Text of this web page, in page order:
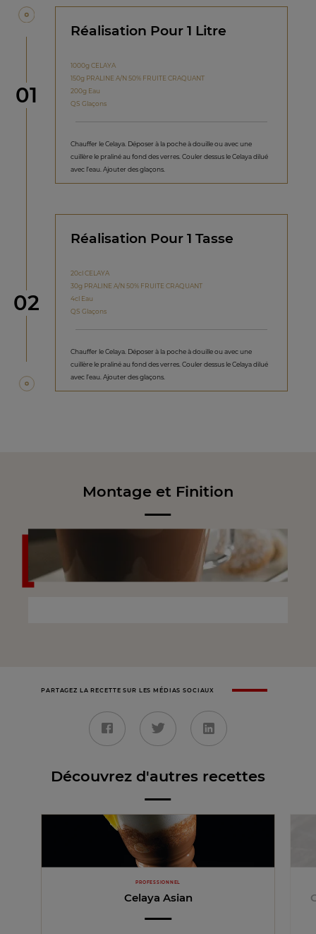
étape
01
Réalisation Pour 1 Litre
1000g CELAYA
150g PRALINE A/N 50% FRUITE CRAQUANT
200g Eau
QS Glaçons
Chauffer le Celaya. Déposer à la poche à douille ou avec une
cuillère le praliné au fond des verres. Couler dessus le Celaya dilué
avec l’eau. Ajouter des glaçons.
étape
02
Réalisation Pour 1 Tasse
20cl CELAYA
30g PRALINE A/N 50% FRUITE CRAQUANT
4cl Eau
QS Glaçons
Chauffer le Celaya. Déposer à la poche à douille ou avec une
cuillère le praliné au fond des verres. Couler dessus le Celaya dilué
avec l’eau. Ajouter des glaçons.
Montage et Finition
PARTAGEZ LA RECETTE SUR LES MÉDIAS SOCIAUX
Découvrez d'autres recettes
PROFESSIONNEL
Celaya Asian